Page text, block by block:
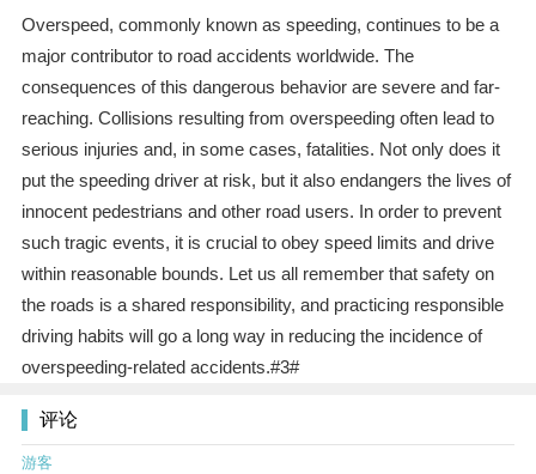
Overspeed, commonly known as speeding, continues to be a
major contributor to road accidents worldwide. The
consequences of this dangerous behavior are severe and far-
reaching. Collisions resulting from overspeeding often lead to
serious injuries and, in some cases, fatalities. Not only does it
put the speeding driver at risk, but it also endangers the lives of
innocent pedestrians and other road users. In order to prevent
such tragic events, it is crucial to obey speed limits and drive
within reasonable bounds. Let us all remember that safety on
the roads is a shared responsibility, and practicing responsible
driving habits will go a long way in reducing the incidence of
overspeeding-related accidents.#3#
评论
游客